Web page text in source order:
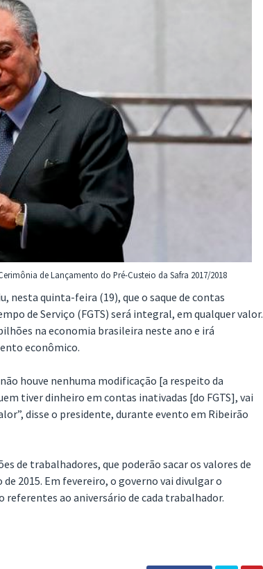
de Lançamento do Pré-Custeio da Safra 2017/2018
nesta quinta-feira (19), que o saque de contas
de Serviço (FGTS) será integral, em qualquer valor.
na economia brasileira neste ano e irá
econômico.
houve nenhuma modificação [a respeito da
tiver dinheiro em contas inativadas [do FGTS], vai
disse o presidente, durante evento em Ribeirão
de trabalhadores, que poderão sacar os valores de
2015. Em fevereiro, o governo vai divulgar o
referentes ao aniversário de cada trabalhador.